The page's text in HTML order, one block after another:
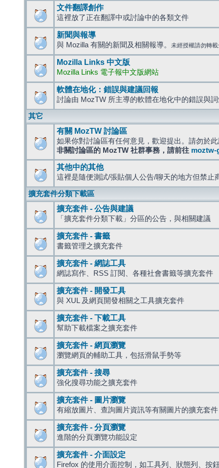
文件翻譯創作
這裡放了正在翻譯中或討論中的各類文件
新聞與報導
與 Mozilla 有關的新聞及相關報導。 未經授權請勿轉
Mozilla Links 中文版
Mozilla Links 電子報中文版網站
軟體在地化：錯誤與建議回報
討論由 MozTW 所主導的軟體在地化中的錯誤與
其它
有關 MozTW 討論區
如果你對討論區有任何意見，歡迎提出。請勿於
非關討論區的 MozTW 社群事務，請前往 moztw-
其他中的其他
這裡是隨便測試/張貼個人公告/聊天的地方但禁止
擴充套件分類下載區
擴充套件 - 公告與建議
「擴充套件分類下載」分區的公告，與相關建議
擴充套件 - 書籤
書籤管理之擴充套件
擴充套件 - 網誌工具
網誌寫作、RSS 訂閱、各種社會書籤等擴充套件
擴充套件 - 開發工具
與 XUL 及網頁開發相關之工具擴充套件
擴充套件 - 下載工具
幫助下載檔案之擴充套件
擴充套件 - 網頁瀏覽
瀏覽網頁的輔助工具，包括滑鼠手勢等
擴充套件 - 搜尋
強化搜尋功能之擴充套件
擴充套件 - 圖片瀏覽
有縮放圖片、查詢圖片資訊等有關圖片的擴充套件
擴充套件 - 分頁瀏覽
進階的分頁瀏覽功能設定
擴充套件 - 介面設定
Firefox 的使用介面控制，如工具列、狀態列、按